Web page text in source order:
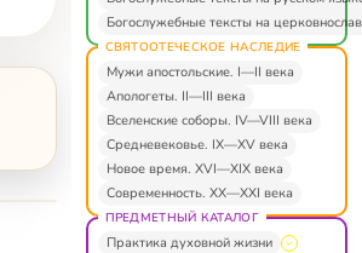
Богослужебные тексты на
СВЯТООТЕЧЕСКОЕ НАСЛЕДИЕ
Мужи апостольские. I—II века
Апологеты. II—III века
Вселенские соборы. IV—VIII века
Средневековье. IX—XV века
Новое время. XVI—XIX века
Современность. XX—XXI века
ПРЕДМЕТНЫЙ КАТАЛОГ
Практика духовной жизни